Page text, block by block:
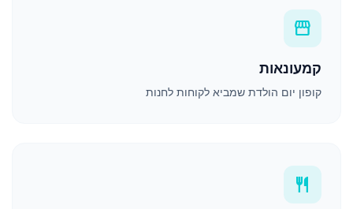
storefront
קמעונאות
קופון יום הולדת שמביא לקוחות לחנות
restaurant